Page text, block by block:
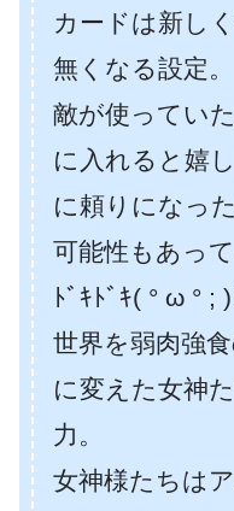
カードは新し
無くなる設定。
敵が使ってい
に入れると嬉
に頼りになっ
可能性もあっ
ﾄﾞｷﾄﾞｷ( ° ω ° ;
世界を弱肉強
に変えた女神
力。
女神様たちは